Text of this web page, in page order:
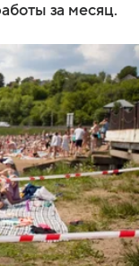
за месяц.